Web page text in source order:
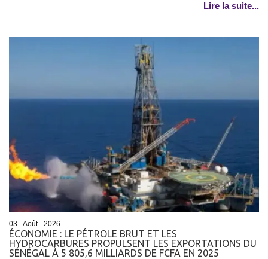
Lire la suite...
03 - Août - 2026
ÉCONOMIE : LE PÉTROLE BRUT ET LES
HYDROCARBURES PROPULSENT LES EXPORTATIONS DU
SÉNÉGAL À 5 805,6 MILLIARDS DE FCFA EN 2025